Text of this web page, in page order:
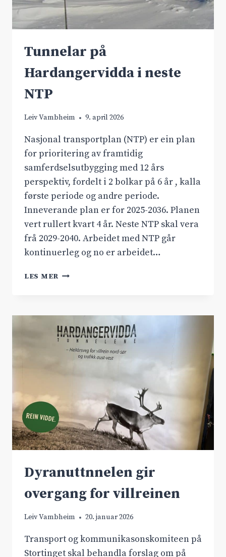
Tunnelar på
Hardangervidda i neste
NTP
Leiv Vambheim 9. april 2026
Nasjonal transportplan (NTP) er ein plan
for prioritering av framtidig
samferdselsutbygging med 12 års
perspektiv, fordelt i 2 bolkar på 6 år , kalla
første periode og andre periode.
Inneverande plan er for 2025-2036. Planen
vert rullert kvart 4 år. Neste NTP skal vera
frå 2029-2040. Arbeidet med NTP går
kontinuerleg og no er arbeidet…
LES MER TUNNELAR
NTP
Dyranuttnnelen gir
overgang for villreinen
Leiv Vambheim 20. januar 2026
Transport og kommunikasonskomiteen på
Stortinget skal behandla forslag om på